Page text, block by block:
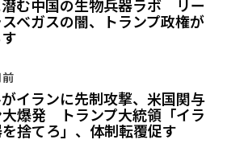
潜む中国の生物兵器ラボ リー
ベガスの闇、トランプ政権が
イランに先制攻撃、米国関与
爆発 トランプ大統領「イラ
捨てろ」、体制転覆促す